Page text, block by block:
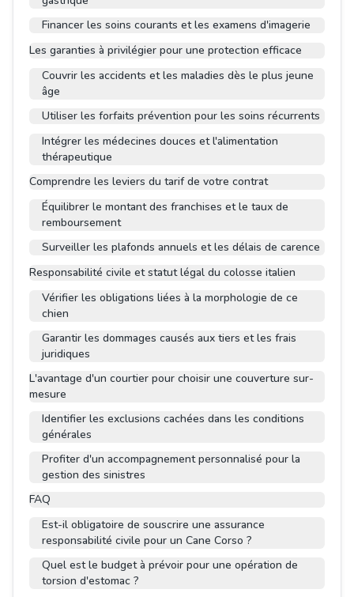
Financer les soins courants et les examens d'imagerie
Les garanties à privilégier pour une protection efficace
Couvrir les accidents et les maladies dès le plus jeune
âge
Utiliser les forfaits prévention pour les soins récurrents
Intégrer les médecines douces et l'alimentation
thérapeutique
Comprendre les leviers du tarif de votre contrat
Équilibrer le montant des franchises et le taux de
remboursement
Surveiller les plafonds annuels et les délais de carence
Responsabilité civile et statut légal du colosse italien
Vérifier les obligations liées à la morphologie de ce
chien
Garantir les dommages causés aux tiers et les frais
juridiques
L'avantage d'un courtier pour choisir une couverture sur-
mesure
Identifier les exclusions cachées dans les conditions
générales
Profiter d'un accompagnement personnalisé pour la
gestion des sinistres
FAQ
Est-il obligatoire de souscrire une assurance
responsabilité civile pour un Cane Corso ?
Quel est le budget à prévoir pour une opération de
torsion d'estomac ?